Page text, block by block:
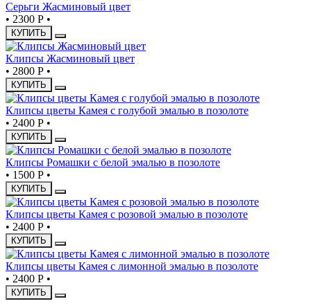
Серьги Жасминовый цвет
• 2300 Р •
КУПИТЬ
Клипсы Жасминовый цвет
• 2800 Р •
КУПИТЬ
Клипсы цветы Камея с голубой эмалью в позолоте
• 2400 Р •
КУПИТЬ
Клипсы Ромашки с белой эмалью в позолоте
• 1500 Р •
КУПИТЬ
Клипсы цветы Камея с розовой эмалью в позолоте
• 2400 Р •
КУПИТЬ
Клипсы цветы Камея с лимонной эмалью в позолоте
• 2400 Р •
КУПИТЬ